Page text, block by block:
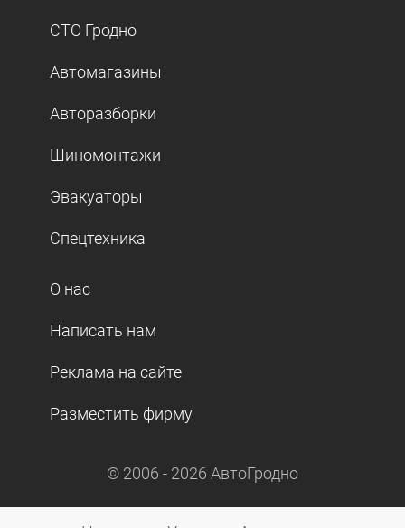
СТО Гродно
Автомагазины
Авторазборки
Шиномонтажи
Эвакуаторы
Спецтехника
О нас
Написать нам
Реклама на сайте
Разместить фирму
© 2006 - 2026 АвтоГродно